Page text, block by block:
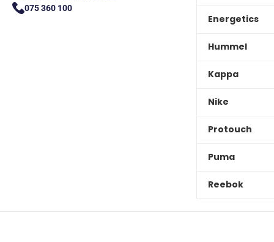
075 360 100
Energetics
Hummel
Kappa
Nike
Protouch
Puma
Reebok